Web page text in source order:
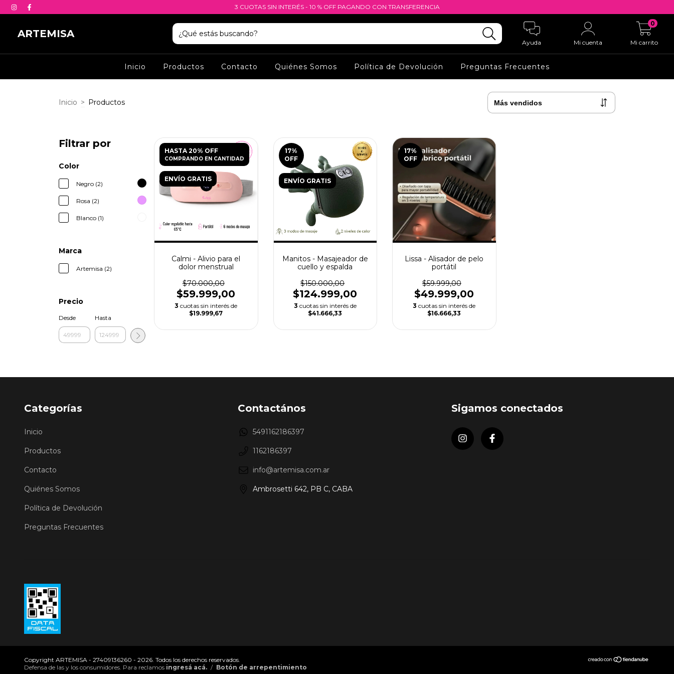
3 CUOTAS SIN INTERÉS - 10 % OFF PAGANDO CON TRANSFERENCIA
ARTEMISA
Ayuda Mi cuenta Mi carrito
0
Inicio Productos Contacto Quiénes Somos Política de Devolución Preguntas Frecuentes
Inicio > Productos
Filtrar por
Color
Negro (2)
Rosa (2)
Blanco (1)
Marca
Artemisa (2)
Precio
Desde Hasta
HASTA 20% OFF
COMPRANDO EN CANTIDAD
ENVÍO GRATIS
Calmi - Alivio para el
dolor menstrual
$70.000,00
$59.999,00
3 cuotas sin interés de
$19.999,67
17%
OFF
ENVÍO GRATIS
Manitos - Masajeador de
cuello y espalda
$150.000,00
$124.999,00
3 cuotas sin interés de
$41.666,33
17%
OFF
Lissa - Alisador de pelo
portátil
$59.999,00
$49.999,00
3 cuotas sin interés de
$16.666,33
Categorías
Inicio
Productos
Contacto
Quiénes Somos
Política de Devolución
Preguntas Frecuentes
Contactános
5491162186397
1162186397
info@artemisa.com.ar
Ambrosetti 642, PB C, CABA
Sigamos conectados
Copyright ARTEMISA - 27409136260 - 2026. Todos los derechos reservados.
Defensa de las y los consumidores. Para reclamos ingresá acá. / Botón de arrepentimiento